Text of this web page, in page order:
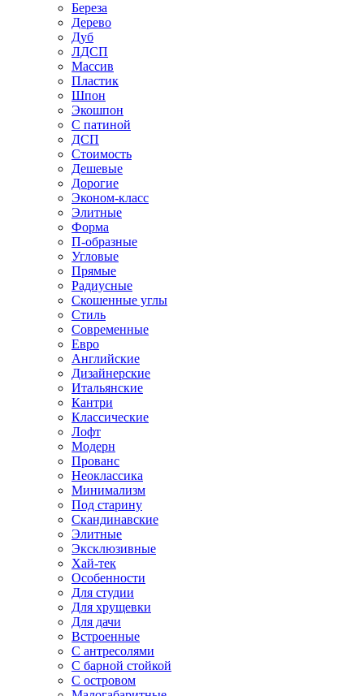
Береза
Дерево
Дуб
ЛДСП
Массив
Пластик
Шпон
Экошпон
С патиной
ДСП
Стоимость
Дешевые
Дорогие
Эконом-класс
Элитные
Форма
П-образные
Угловые
Прямые
Радиусные
Скошенные углы
Стиль
Современные
Евро
Английские
Дизайнерские
Итальянские
Кантри
Классические
Лофт
Модерн
Прованс
Неоклассика
Минимализм
Под старину
Скандинавские
Элитные
Эксклюзивные
Хай-тек
Особенности
Для студии
Для хрущевки
Для дачи
Встроенные
С антресолями
С барной стойкой
С островом